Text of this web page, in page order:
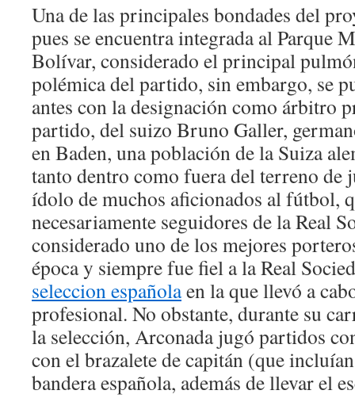
Una de las principales bondades del
pues se encuentra integrada al Parque
Bolívar, considerado el principal
polémica del partido, sin embargo, se
antes con la designación como árbitro
partido, del suizo Bruno Galler,
en Baden, una población de la Suiza
tanto dentro como fuera del terreno de
ídolo de muchos aficionados al fútbol,
necesariamente seguidores de la Real
considerado uno de los mejores
época y siempre fue fiel a la Real
seleccion españolaen la que llevó a
profesional. No obstante, durante su
la selección, Arconada jugó partidos
con el brazalete de capitán (que
bandera española, además de llevar el